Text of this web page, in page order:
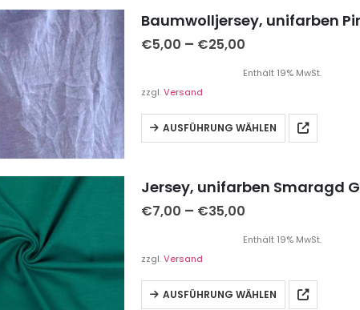
Baumwolljersey, unifarben
€5,00 – €25,00
Enthält 19% MwSt.
zzgl.Versand
AUSFÜHRUNG WÄHLEN
Jersey, unifarben Smaragd
€7,00 – €35,00
Enthält 19% MwSt.
zzgl.Versand
AUSFÜHRUNG WÄHLEN